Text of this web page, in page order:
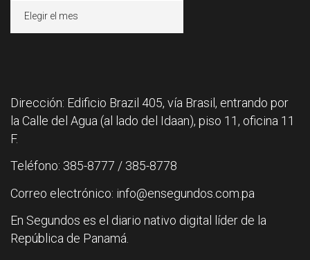
Dirección: Edificio Brazil 405, vía Brasil, entrando por
la Calle del Agua (al lado del Idaan), piso 11, oficina 11
F.
Teléfono: 385-8777 / 385-8778
Correo electrónico: info@ensegundos.com.pa
En Segundos es el diario nativo digital líder de la
República de Panamá.